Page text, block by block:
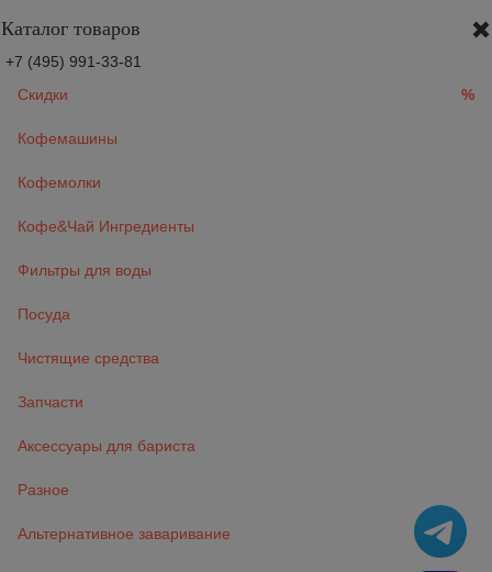
Каталог товаров
+7 (495) 991-33-81
Скидки
%
Кофемашины
Кофемолки
Кофе&Чай Ингредиенты
Фильтры для воды
Посуда
Чистящие средства
Запчасти
Аксессуары для бариста
Разное
Альтернативное заваривание